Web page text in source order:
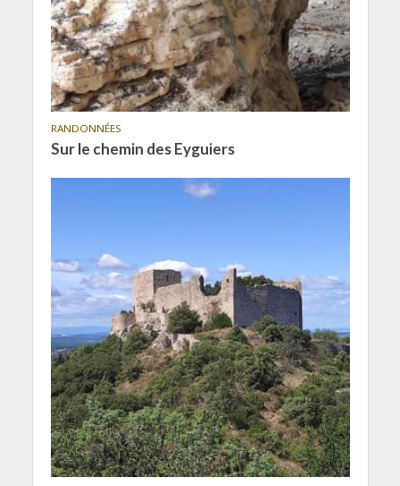
RANDONNÉES
Sur le chemin des Eyguiers